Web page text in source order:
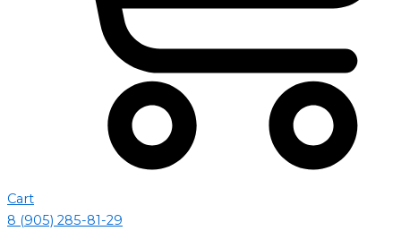
Cart
8 (905) 285-81-29